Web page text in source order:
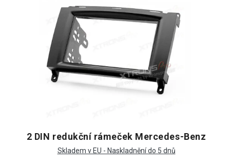
2 DIN redukční rámeček Mercedes-Benz
Skladem v EU - Naskladnění do 5 dnů